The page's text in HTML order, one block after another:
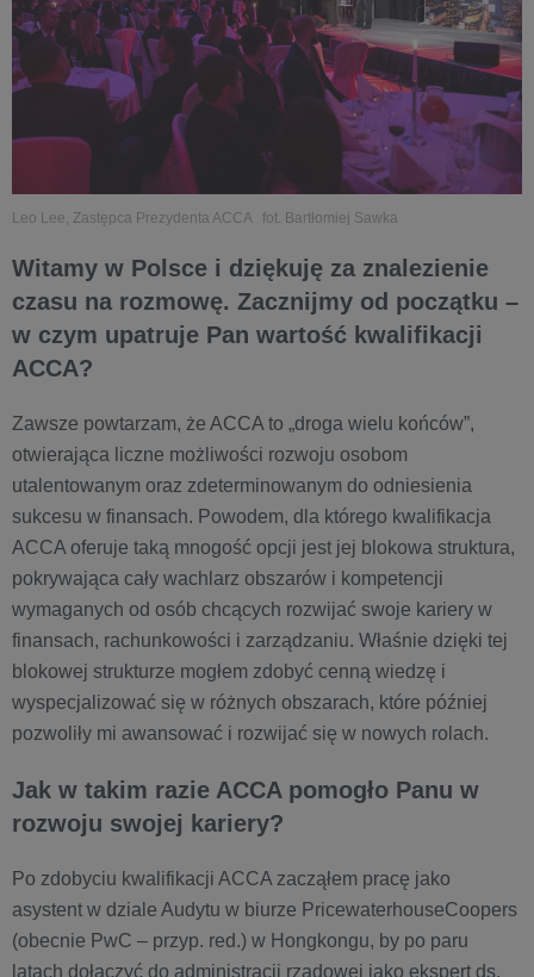
Leo Lee, Zastępca Prezydenta ACCA fot. Bartłomiej Sawka
Witamy w Polsce i dziękuję za znalezienie
czasu na rozmowę. Zacznijmy od początku –
w czym upatruje Pan wartość kwalifikacji
ACCA?
Zawsze powtarzam, że ACCA to „droga wielu końców”,
otwierająca liczne możliwości rozwoju osobom
utalentowanym oraz zdeterminowanym do odniesienia
sukcesu w finansach. Powodem, dla którego kwalifikacja
ACCA oferuje taką mnogość opcji jest jej blokowa struktura,
pokrywająca cały wachlarz obszarów i kompetencji
wymaganych od osób chcących rozwijać swoje kariery w
finansach, rachunkowości i zarządzaniu. Właśnie dzięki tej
blokowej strukturze mogłem zdobyć cenną wiedzę i
wyspecjalizować się w różnych obszarach, które później
pozwoliły mi awansować i rozwijać się w nowych rolach.
Jak w takim razie ACCA pomogło Panu w
rozwoju swojej kariery?
Po zdobyciu kwalifikacji ACCA zacząłem pracę jako
asystent w dziale Audytu w biurze PricewaterhouseCoopers
(obecnie PwC – przyp. red.) w Hongkongu, by po paru
latach dołączyć do administracji rządowej jako ekspert ds.